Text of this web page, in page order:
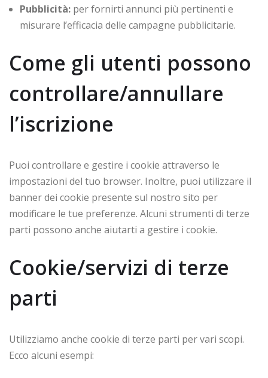
Pubblicità: per fornirti annunci più pertinenti e
misurare l’efficacia delle campagne pubblicitarie.
Come gli utenti possono
controllare/annullare
l’iscrizione
Puoi controllare e gestire i cookie attraverso le
impostazioni del tuo browser. Inoltre, puoi utilizzare il
banner dei cookie presente sul nostro sito per
modificare le tue preferenze. Alcuni strumenti di terze
parti possono anche aiutarti a gestire i cookie.
Cookie/servizi di terze
parti
Utilizziamo anche cookie di terze parti per vari scopi.
Ecco alcuni esempi: